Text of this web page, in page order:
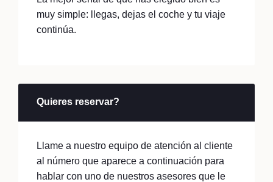
muy simple: llegas, dejas el coche y tu viaje
continúa.
Quieres reservar?
Llame a nuestro equipo de atención al cliente
al número que aparece a continuación para
hablar con uno de nuestros asesores que le